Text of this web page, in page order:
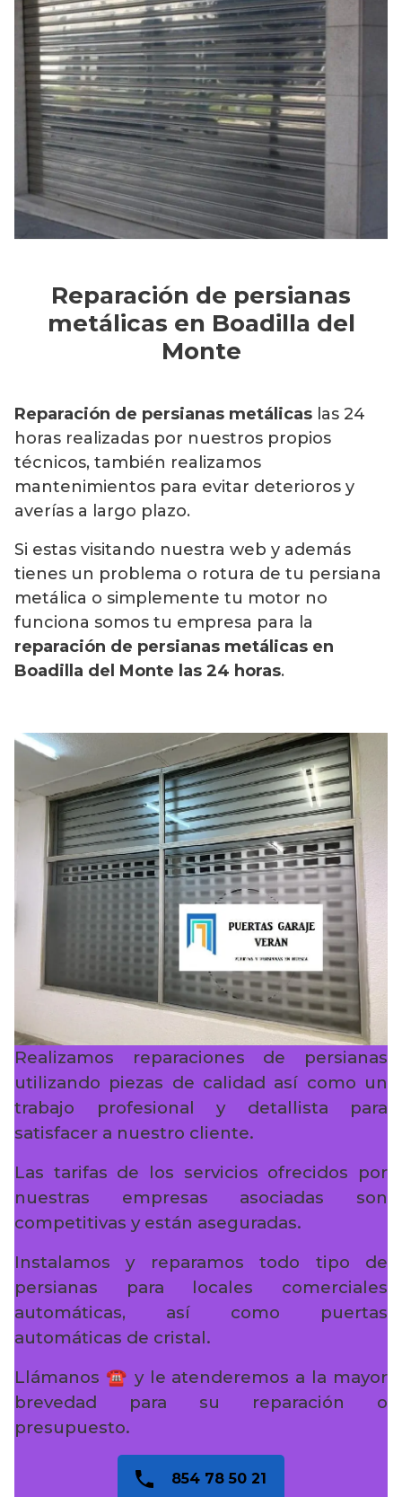
Reparación de persianas
metálicas en Boadilla del
Monte
Reparación de persianas metálicas las 24
horas realizadas por nuestros propios
técnicos, también realizamos
mantenimientos para evitar deterioros y
averías a largo plazo.
Si estas visitando nuestra web y además
tienes un problema o rotura de tu persiana
metálica o simplemente tu motor no
funciona somos tu empresa para la
reparación de persianas metálicas en
Boadilla del Monte las 24 horas.
Realizamos reparaciones de persianas
utilizando piezas de calidad así como un
trabajo profesional y detallista para
satisfacer a nuestro cliente.
Las tarifas de los servicios ofrecidos por
nuestras empresas asociadas son
competitivas y están aseguradas.
Instalamos y reparamos todo tipo de
persianas para locales comerciales
automáticas, así como puertas
automáticas de cristal.
Llámanos ☎️ y le atenderemos a la mayor
brevedad para su reparación o
presupuesto.
854 78 50 21